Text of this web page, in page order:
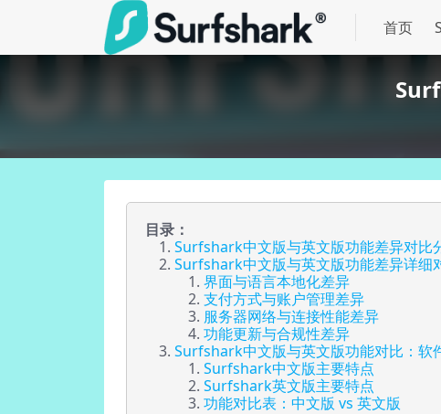
首页
目录：
Surfshark中文版与英文版功能差异对比
Surfshark中文版与英文版功能差异详细
界面与语言本地化差异
支付方式与账户管理差异
服务器网络与连接性能差异
功能更新与合规性差异
Surfshark中文版与英文版功能对比：软
Surfshark中文版主要特点
Surfshark英文版主要特点
功能对比表：中文版 vs 英文版